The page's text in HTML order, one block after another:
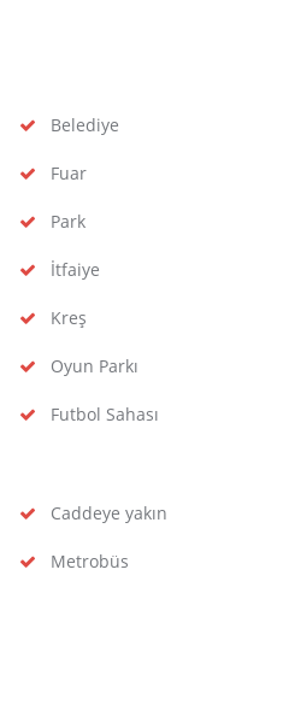
Belediye
Fuar
Park
İtfaiye
Kreş
Oyun Parkı
Futbol Sahası
Caddeye yakın
Metrobüs